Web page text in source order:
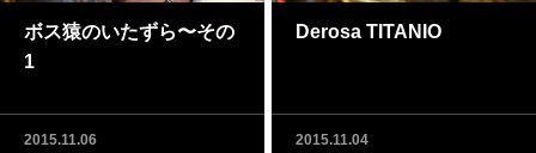
ボス猿のいたずら〜その
1
2015.11.06
Derosa TITANIO
2015.11.04